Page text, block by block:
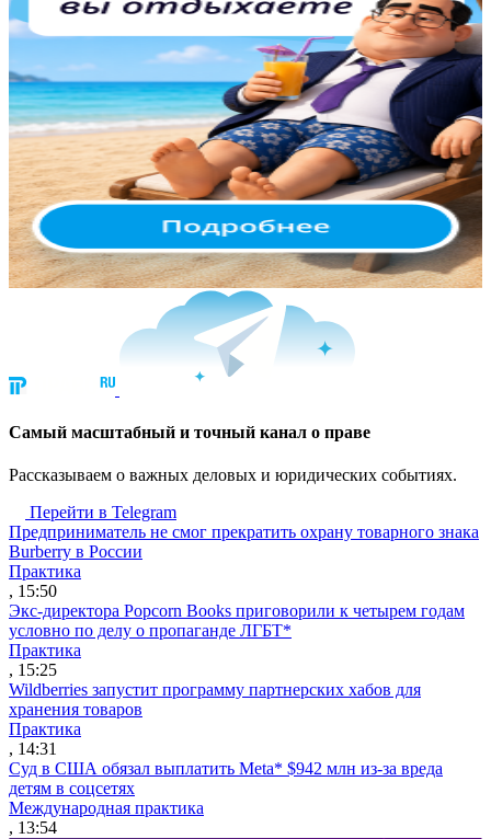
Cамый масштабный и точный канал о праве
Рассказываем о важных деловых и юридических событиях.
Перейти в Telegram
Предприниматель не смог прекратить охрану товарного знака
Burberry в России
Практика
, 15:50
Экс-директора Popcorn Books приговорили к четырем годам
условно по делу о пропаганде ЛГБТ*
Практика
, 15:25
Wildberries запустит программу партнерских хабов для
хранения товаров
Практика
, 14:31
Суд в США обязал выплатить Meta* $942 млн из-за вреда
детям в соцсетях
Международная практика
, 13:54